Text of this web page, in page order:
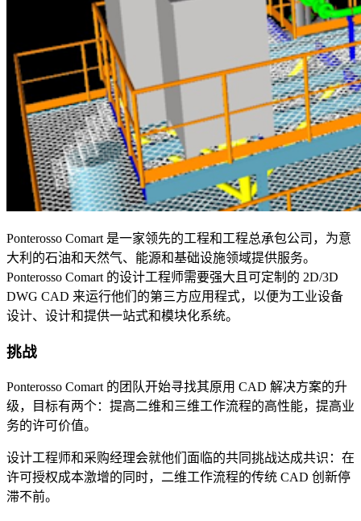
Ponterosso Comart 是一家领先的工程和工程总承包公司，为意
大利的石油和天然气、能源和基础设施领域提供服务。
Ponterosso Comart 的设计工程师需要强大且可定制的 2D/3D
DWG CAD 来运行他们的第三方应用程式，以便为工业设备
设计、设计和提供一站式和模块化系统。
挑战
Ponterosso Comart 的团队开始寻找其原用 CAD 解决方案的升
级，目标有两个：提高二维和三维工作流程的高性能，提高业
务的许可价值。
设计工程师和采购经理会就他们面临的共同挑战达成共识：在
许可授权成本激增的同时，二维工作流程的传统 CAD 创新停
滞不前。